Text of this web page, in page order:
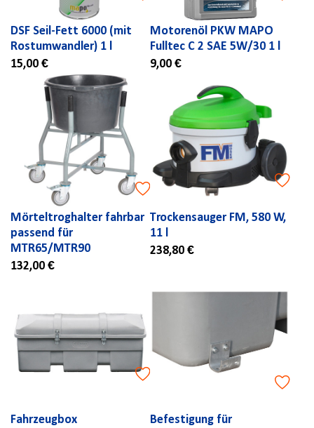
DSF Seil-Fett 6000 (mit
Rostumwandler) 1 l
15,00 €
Motorenöl PKW MAPO
Fulltec C 2 SAE 5W/30 1 l
9,00 €
Mörteltroghalter fahrbar
passend für
MTR65/MTR90
132,00 €
Trockensauger FM, 580 W,
11 l
238,80 €
Fahrzeugbox
Befestigung für